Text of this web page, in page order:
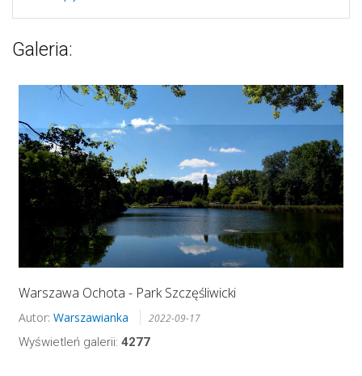
Galeria:
Warszawa Ochota - Park Szczęśliwicki
Autor: Warszawianka 2022-09-17
Wyświetleń galerii: 4277